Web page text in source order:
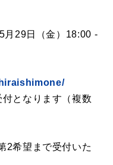
29日（金）18:00 -
となります（複数
2希望まで受付いた